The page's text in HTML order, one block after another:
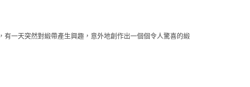
一天突然對緞帶產生興趣，意外地創作出一個個令人驚喜的緞